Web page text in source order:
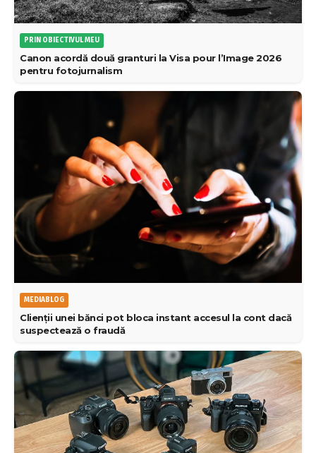
PRIN OBIECTIVUL MEU
Canon acordă două granturi la Visa pour l’Image 2026
pentru fotojurnalism
MEDIABLOG
Clienții unei bănci pot bloca instant accesul la cont dacă
suspectează o fraudă